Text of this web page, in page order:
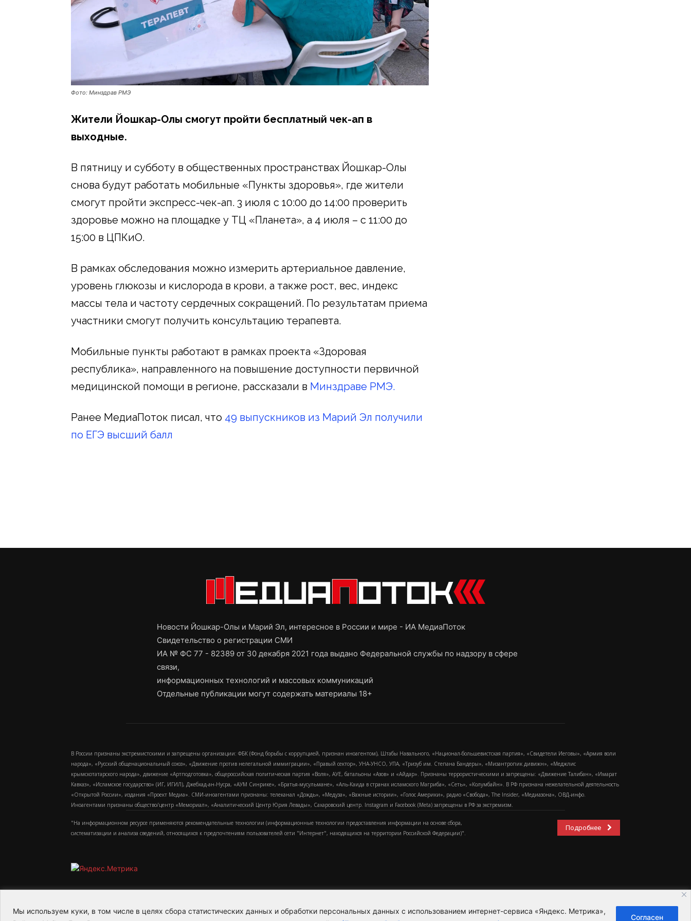
Мы используем куки, в том числе в целях сбора статистических данных и обработки персональных данных с использованием интернет-сервиса «Яндекс. Метрика»,
Согласен
Фото: Минздрав РМЭ
Жители Йошкар-Олы смогут пройти бесплатный чек-ап в
выходные.
В пятницу и субботу в общественных пространствах Йошкар-Олы
снова будут работать мобильные «Пункты здоровья», где жители
смогут пройти экспресс-чек-ап. 3 июля с 10:00 до 14:00 проверить
здоровье можно на площадке у ТЦ «Планета», а 4 июля – с 11:00 до
15:00 в ЦПКиО.
В рамках обследования можно измерить артериальное давление,
уровень глюкозы и кислорода в крови, а также рост, вес, индекс
массы тела и частоту сердечных сокращений. По результатам приема
участники смогут получить консультацию терапевта.
Мобильные пункты работают в рамках проекта «Здоровая
республика», направленного на повышение доступности первичной
медицинской помощи в регионе, рассказали в Минздраве РМЭ.
Ранее МедиаПоток писал, что 49 выпускников из Марий Эл получили
по ЕГЭ высший балл
Новости Йошкар-Олы и Марий Эл, интересное в России и мире - ИА МедиаПоток
Свидетельство о регистрации СМИ
ИА № ФС 77 - 82389 от 30 декабря 2021 года выдано Федеральной службы по надзору в сфере
связи,
информационных технологий и массовых коммуникаций
Отдельные публикации могут содержать материалы 18+
В России признаны экстремистскими и запрещены организации: ФБК (Фонд борьбы с коррупцией, признан иноагентом), Штабы Навального, «Национал-большевистская партия», «Свидетели Иеговы», «Армия воли
народа», «Русский общенациональный союз», «Движение против нелегальной иммиграции», «Правый сектор», УНА-УНСО, УПА, «Тризуб им. Степана Бандеры», «Мизантропик дивижн», «Меджлис
крымскотатарского народа», движение «Артподготовка», общероссийская политическая партия «Воля», АУЕ, батальоны «Азов» и «Айдар». Признаны террористическими и запрещены: «Движение Талибан», «Имарат
Кавказ», «Исламское государство» (ИГ, ИГИЛ), Джебхад-ан-Нусра, «АУМ Синрике», «Братья-мусульмане», «Аль-Каида в странах исламского Магриба», «Сеть», «Колумбайн». В РФ признана нежелательной деятельность
«Открытой России», издания «Проект Медиа». СМИ-иноагентами признаны: телеканал «Дождь», «Медуза», «Важные истории», «Голос Америки», радио «Свобода», The Insider, «Медиазона», ОВД-инфо.
Иноагентами признаны общество/центр «Мемориал», «Аналитический Центр Юрия Левады», Сахаровский центр. Instagram и Facebook (Metа) запрещены в РФ за экстремизм.
"На информационном ресурсе применяются рекомендательные технологии (информационные технологии предоставления информации на основе сбора,
систематизации и анализа сведений, относящихся к предпочтениям пользователей сети "Интернет", находящихся на территории Российской Федерации)".
Подробнее
2015-2026- Информационное агентство МедиаПоток Для справки Пользовательское соглашение